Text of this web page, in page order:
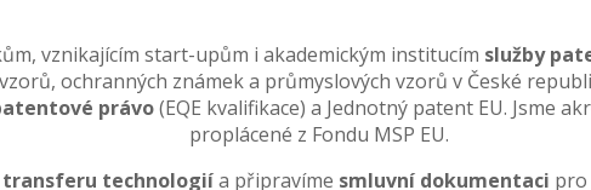
vznikajícím start-upům i akademickým institucím služby
ochranných známek a průmyslových vzorů v České
právo(EQE kvalifikace) a Jednotný patent EU. Jsme
proplácené z Fondu MSP EU.
transferu technologiía připravíme smluvní dokumentaci pro